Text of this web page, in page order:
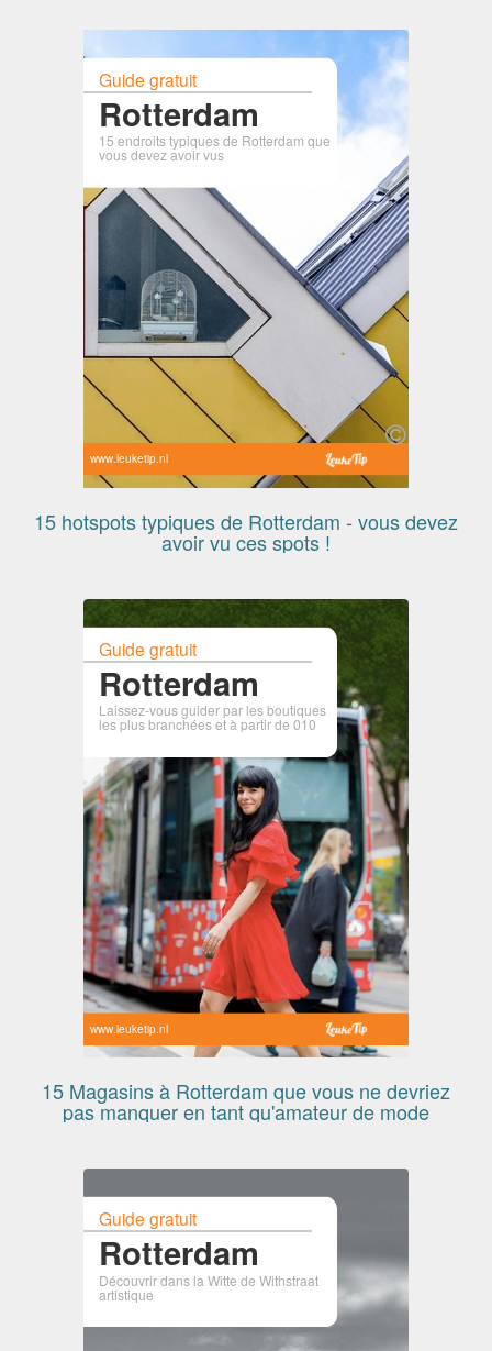
Guide gratuit
Rotterdam
15 endroits typiques de Rotterdam que
vous devez avoir vus
www.leuketip.nl
15 hotspots typiques de Rotterdam - vous devez
avoir vu ces spots !
Guide gratuit
Rotterdam
Laissez-vous guider par les boutiques
les plus branchées et à partir de 010
www.leuketip.nl
15 Magasins à Rotterdam que vous ne devriez
pas manquer en tant qu'amateur de mode
Guide gratuit
Rotterdam
Découvrir dans la Witte de Withstraat
artistique